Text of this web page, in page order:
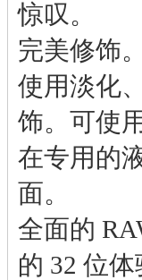
惊叹。
完美修饰
使用淡化
饰。可使
在专用的
面。
全面的
的 32 位